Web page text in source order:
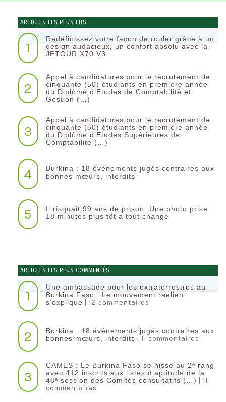
ARTICLES LES PLUS LUS
1
Redéfinissez votre façon de rouler grâce à un
design audacieux, un confort absolu avec la
JETOUR X70 V3
2
Appel à candidatures pour le recrutement de
cinquante (50) étudiants en première année
du Diplôme d’Etudes de Comptabilité et
Gestion (…)
3
Appel à candidatures pour le recrutement de
cinquante (50) étudiants en première année
du Diplôme d’Etudes Supérieures de
Comptabilité (…)
4
Burkina : 18 événements jugés contraires aux
bonnes mœurs, interdits
5
Il risquait 99 ans de prison. Une photo prise
18 minutes plus tôt a tout changé
ARTICLES LES PLUS COMMENTÉS
1
Une ambassade pour les extraterrestres au
Burkina Faso : Le mouvement raëlien
s’explique | 12 commentaires
2
Burkina : 18 événements jugés contraires aux
bonnes mœurs, interdits | 11 commentaires
3
CAMES : Le Burkina Faso se hisse au 2ᵉ rang
avec 412 inscrits aux listes d’aptitude de la
48ᵉ session des Comités consultatifs (…) | 11
commentaires